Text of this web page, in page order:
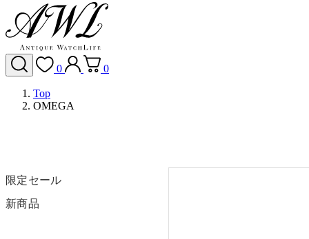
0 0
Top
OMEGA
限定セール
新商品